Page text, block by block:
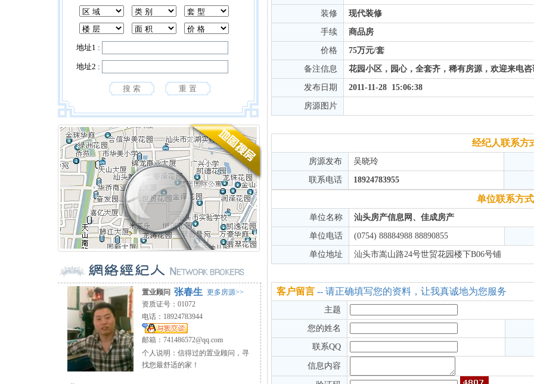
地址1 :
地址2 :
置业顾问 张春生 更多房源>>
资质证号：01072
电话：18924783944
邮箱：741486572@qq.com
个人说明：信得过的置业顾问，寻
找您最舒适的家！
装修 现代装修
手续 商品房
价格 75万元/套
备注信息 花园小区，园心，全套齐，稀有房源，欢迎来电咨
发布日期 2011-11-28 15:06:38
房源图片
经纪人联系方
房源发布 吴晓玲
联系电话 18924783955
单位联系方式
单位名称 汕头房产信息网、佳成房产
单位电话 (0754) 88884988 88890855
单位地址 汕头市嵩山路24号世贸花园楼下B06号铺
客户留言 -- 请正确填写您的资料，让我真诚地为您服务
主题
您的姓名
联系QQ
信息内容